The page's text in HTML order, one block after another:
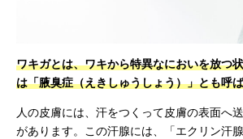
ワキガとは、ワキから特異なにおいを放つ
は「腋臭症（えきしゅうしょう）」とも呼
人の皮膚には、汗をつくって皮膚の表面へ
があります。この汗腺には、「エクリン汗